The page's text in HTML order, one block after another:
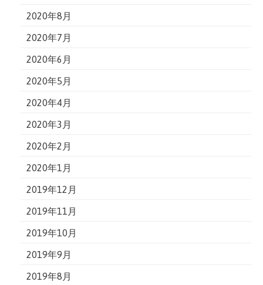
2020年8月
2020年7月
2020年6月
2020年5月
2020年4月
2020年3月
2020年2月
2020年1月
2019年12月
2019年11月
2019年10月
2019年9月
2019年8月